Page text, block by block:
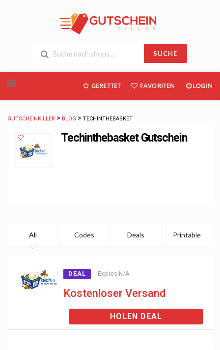
SUCHE
to
GERETTET FAVORITEN LOGIN
GUTSCHEINKILLER > BLOG > TECHINTHEBASKET
Techinthebasket Gutschein
All Codes Deals Printable
DEAL Expires N/A
Kostenloser Versand
HOLEN DEAL